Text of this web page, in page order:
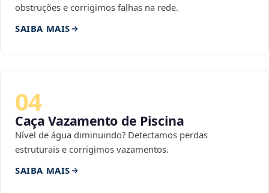
obstruções e corrigimos falhas na rede.
SAIBA MAIS
04
Caça Vazamento de Piscina
Nível de água diminuindo? Detectamos perdas
estruturais e corrigimos vazamentos.
SAIBA MAIS